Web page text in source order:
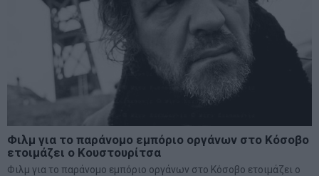
Φιλμ για το παράνομο εμπόριο οργάνων στο Κόσοβο
ετοιμάζει ο Κουστουρίτσα
Φιλμ για το παράνομο εμπόριο οργάνων στο Κόσοβο ετοιμάζει ο